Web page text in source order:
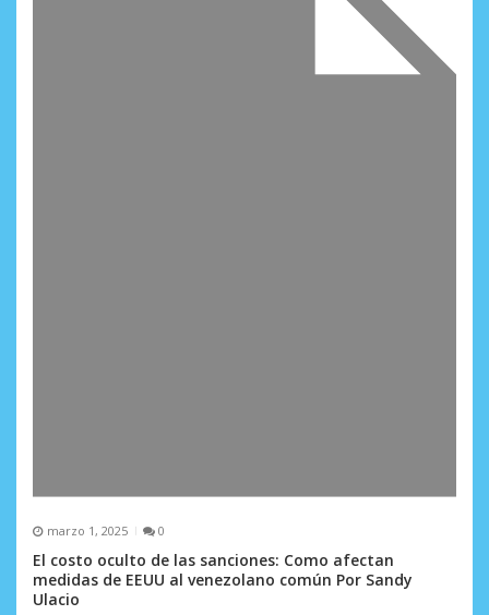
marzo 1, 2025 0
El costo oculto de las sanciones: Como afectan
medidas de EEUU al venezolano común Por Sandy
Ulacio